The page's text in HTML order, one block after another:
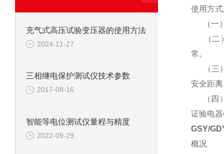
充气式高压试验变压器的使用方法
2024-11-27
三相继电保护测试仪技术参数
2017-08-16
智能等电位测试仪量程与精度
2022-09-29
使用方
（
（二）
常。
（三）
安全距
（四）
证验电
GSY/
概况